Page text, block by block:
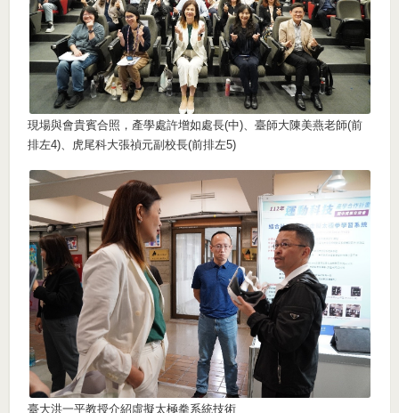
現場與會貴賓合照，產學處許增如處長(中)、臺師大陳美燕老師(前
排左4)、虎尾科大張禎元副校長(前排左5)
臺大洪一平教授介紹虛擬太極拳系統技術